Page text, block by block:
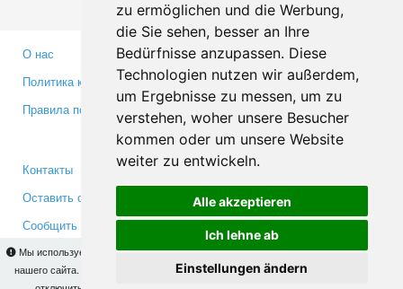
zu ermöglichen und die Werbung,
die Sie sehen, besser an Ihre
Bedürfnisse anzupassen. Diese
Technologien nutzen wir außerdem,
um Ergebnisse zu messen, um zu
verstehen, woher unsere Besucher
kommen oder um unsere Website
weiter zu entwickeln.
Alle akzeptieren
Ich lehne ab
Einstellungen ändern
Мы используем cookies для того, чтобы Вы могли использовать весь функционал
нашего сайта. На
Вы сможете узнать подробности и, при желании,
О нас
Политика конфиденциальности
Правила пользования
Партнерам
Инвесторам
Медиа
Контакты
Оставить отзыв
Сообщить об ошибке
Facebook
Twitter
YouTube
Google+